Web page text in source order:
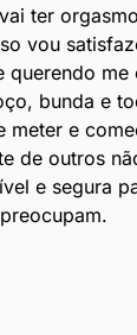
ter
vou
bunda e
e
de outros
e segura